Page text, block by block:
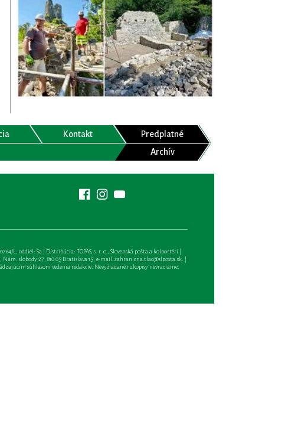
Kontakt
Predplatné
Archív
L, oddiel: Sa | Distribúcia: TOPAS, s. r. o., Slovenská pošta a kolportéri |
slobody 27, 810 05 Bratislava 15, e-mail:zahranicna.tlac@slposta.sk. |
súhlasom vedenia redakcie. Nevyžiadané rukopisy nevraciame,